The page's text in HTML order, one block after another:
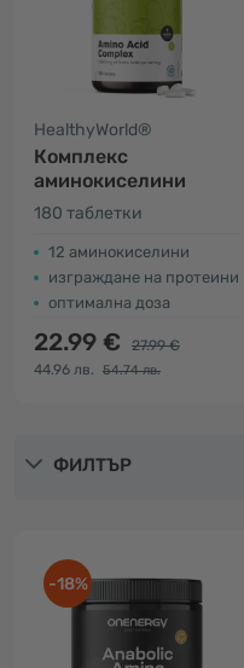
HealthyWorld®
Комплекс
аминокиселини
180 таблетки
12 аминокиселини
изграждане на протеини
оптимална доза
22.99 €
27.99 €
44.96 лв.
54.74 лв.
ФИЛТЪР
-18%